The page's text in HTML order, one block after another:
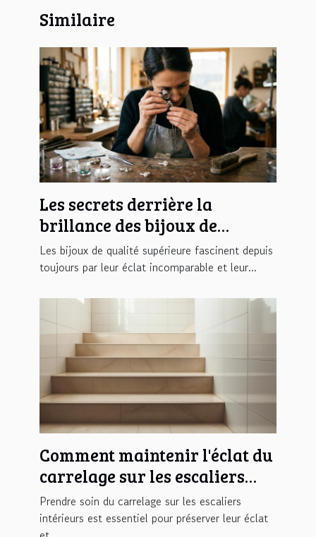
Similaire
Les secrets derrière la
brillance des bijoux de
qualité supérieure
Les bijoux de qualité supérieure fascinent depuis
toujours par leur éclat incomparable et leur...
Comment maintenir l'éclat du
carrelage sur les escaliers
intérieurs ?
Prendre soin du carrelage sur les escaliers
intérieurs est essentiel pour préserver leur éclat